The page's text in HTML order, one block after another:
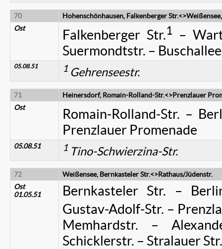
70
Hohenschönhausen, Falkenberger
Ost
Falkenberger Str.1–
Suermondtstr. – Buschallee
05.08.51 1 Gehrenseestr.
71
Heinersdorf, Romain-Rolland-Str.<>Prenzlauer
Ost
Romain-Rolland-Str. –
Prenzlauer Promenade
05.08.51 1 Tino-Schwierzina-Str.
72
Weißensee, Bernkasteler Str.<>Rathaus/Jüdenstr.
Ost
01.05.51
Bernkasteler Str. –
Gustav-Adolf-Str. –
Memhardstr. –
Schicklerstr. – Stralauer